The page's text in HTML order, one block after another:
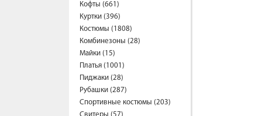
Кофты (661)
Куртки (396)
Костюмы (1808)
Комбинезоны (28)
Майки (15)
Платья (1001)
Пиджаки (28)
Рубашки (287)
Спортивные костюмы (203)